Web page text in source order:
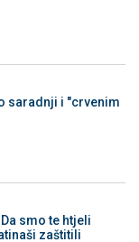
saradnji i "crvenim
smo te htjeli
zaštitili